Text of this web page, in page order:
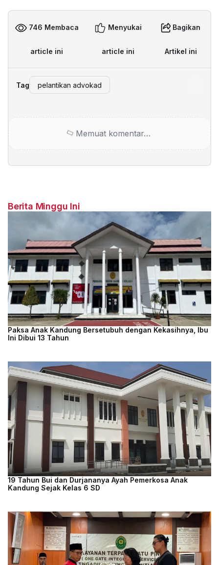
746 Membaca
article ini
Menyukai
article ini
Bagikan
Artikel ini
Tag pelantikan advokad
Memuat komentar…
Berita Minggu Ini
Paksa Anak Kandung Bersetubuh dengan Kekasihnya, Ibu
Ini Dibui 13 Tahun
19 Tahun Bui dan Durjananya Ayah Pemerkosa Anak
Kandung Sejak Kelas 6 SD